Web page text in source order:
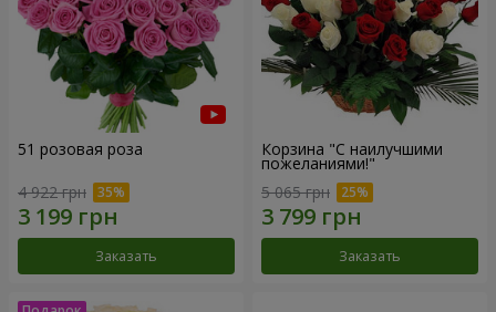
51 розовая роза
4 922 грн
Заказать
Корзина "С наилучшими
пожеланиями!"
5 065 грн
Заказать